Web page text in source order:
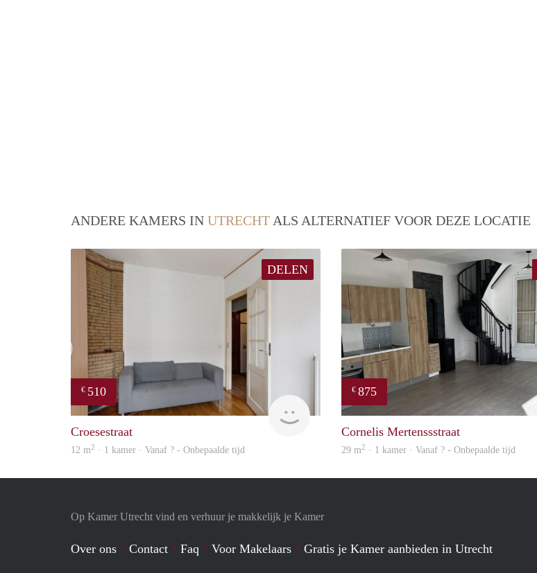
ANDERE KAMERS IN UTRECHT ALS ALTERNATIEF VOOR DEZE LOCATIE
DELEN
€ 510
Croesestraat
12 m2 · 1 kamer · Vanaf ? - Onbepaalde tijd
€ 875
Cornelis Mertenssstraat
29 m2 · 1 kamer · Vanaf ? - Onbepaalde tijd
Op Kamer Utrecht vind en verhuur je makkelijk je Kamer
Over ons Contact Faq Voor Makelaars Gratis je Kamer aanbieden in Utrecht